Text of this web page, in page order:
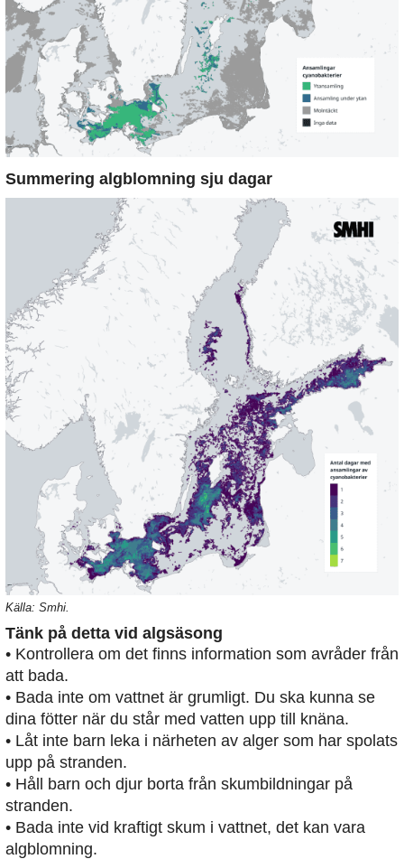
Summering algblomning sju dagar
Källa: Smhi.
Tänk på detta vid algsäsong
• Kontrollera om det finns information som avråder från
att bada.
• Bada inte om vattnet är grumligt. Du ska kunna se
dina fötter när du står med vatten upp till knäna.
• Låt inte barn leka i närheten av alger som har spolats
upp på stranden.
• Håll barn och djur borta från skumbildningar på
stranden.
• Bada inte vid kraftigt skum i vattnet, det kan vara
algblomning.